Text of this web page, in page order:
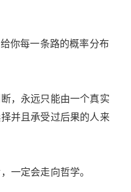
你每一条路的概率分布
，永远只能由一个真实
并且承受过后果的人来
一定会走向哲学。